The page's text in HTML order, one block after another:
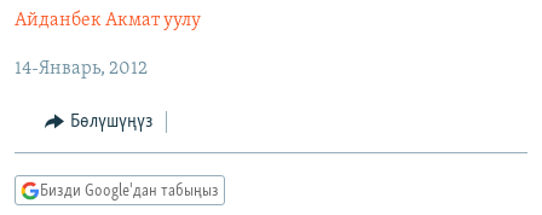
ЭКОНОМИКА
МАДАНИЯТ
БОРБОР АЗИЯ
АТАЙЫН ИЛИКТӨӨ
ТВ ПРОГРАММАЛАР
БҮГҮН АЗАТТЫКТА
БИЗ ЖАНА ДҮЙНӨ
ПОДКАСТ
ӨЗГӨЧӨ ПИКИР
Айданбек Акмат уулу
14-Январь, 2012
Бөлүшүңүз
Бизди Google'дан табыңыз